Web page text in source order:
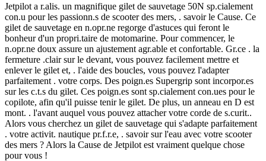
Jetpilot a r.alis. un magnifique gilet de sauvetage 50N sp.cialement
con.u pour les passionn.s de scooter des mers, . savoir le Cause. Ce
gilet de sauvetage en n.opr.ne regorge d'astuces qui feront le
bonheur d'un propri.taire de motomarine. Pour commencer, le
n.opr.ne doux assure un ajustement agr.able et confortable. Gr.ce . la
fermeture .clair sur le devant, vous pouvez facilement mettre et
enlever le gilet et, . l'aide des boucles, vous pouvez l'adapter
parfaitement . votre corps. Des poign.es Supergrip sont incorpor.es
sur les c.t.s du gilet. Ces poign.es sont sp.cialement con.ues pour le
copilote, afin qu'il puisse tenir le gilet. De plus, un anneau en D est
mont. . l'avant auquel vous pouvez attacher votre corde de s.curit..
Alors vous cherchez un gilet de sauvetage qui s'adapte parfaitement
. votre activit. nautique pr.f.r.e, . savoir sur l'eau avec votre scooter
des mers ? Alors la Cause de Jetpilot est vraiment quelque chose
pour vous !